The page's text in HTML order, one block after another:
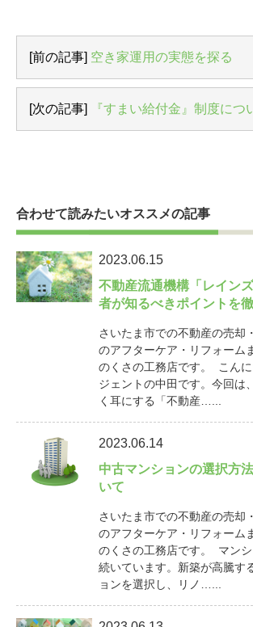
[前の記事] 空き家運用の実態を探る
[次の記事] 『すまい給付金』制度につ
合わせて読みたいオススメの記事
2023.06.15
不動産流通機構「レイン
者が知るべきポイントを
さいたま市での不動産の売却
のアフターケア・リフォーム
のくさの工務店です。 こん
ジェントの中田です。今回は
く耳にする「不動産…...
2023.06.14
中古マンションの選択方
いて
さいたま市での不動産の売却
のアフターケア・リフォーム
のくさの工務店です。 マン
続いています。新築が高騰す
ョンを選択し、リノ…...